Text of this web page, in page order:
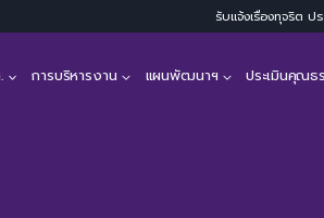
รับแจ้งเรื่องทุจริต ป
การบริหารงาน แผนพัฒนาฯ ประเมินคุณธ